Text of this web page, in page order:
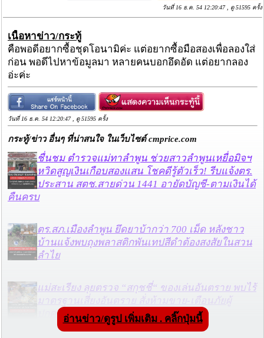
วันที่ 16 ธ.ค. 54 12:20:47 , ดู 51595 ครั้ง
เนื้อหาข่าว/กระทู้
คือพอดีอยากซื้อชุดโอนามิค่ะ แต่อยากซื้อมือสองเพื่อลองใส่
ก่อน พอดีไปหาข้อมูลมา หลายคนบอกอึดอัด แต่อยากลอง
อ่ะค่ะ
วันที่ 16 ธ.ค. 54 12:20:47 , ดู 51595 ครั้ง
กระทู้/ข่าว อื่นๆ ที่น่าสนใจ ในเว็บไซต์ cmprice.com
ชื่นชม ตำรวจแม่ทาลำพูน ช่วยสาวลำพูนเหยื่อมิจฯ
หวิดสูญเงินเกือบสองแสน โชคดีรู้ตัวเร็ว! รีบแจ้งตร.
ประสาน สตช.สายด่วน 1441 อายัดบัญชี-ตามเงินได้
คืนครบ
ตร.สภ.เมืองลำพูน ยึดยาบ้ากว่า 700 เม็ด หลังชาว
บ้านแจ้งพบถุงพลาสติกพันเทปสีดำต้องสงสัยในสวน
ลำไย
แม่สะเรียง ลุยตรวจ “สกุชชี่“ ของเล่นอันตราย พบไร้
มาตรฐานเสี่ยงอันตราย สั่งห้ามขาย-เตือนภัยผู้
ปกครองเฝ้าระวังบุตรหลาน
อ่านข่าว/ดูรูป เพิ่มเติม . คลิ๊กปุ่มนี้